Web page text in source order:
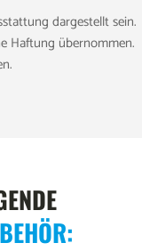
dargestellt sein.
Haftung übernommen.